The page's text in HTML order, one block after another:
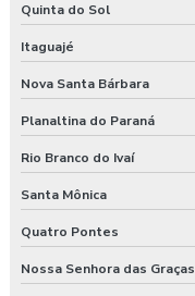
Quinta do Sol
Itaguajé
Nova Santa Bárbara
Planaltina do Paraná
Rio Branco do Ivaí
Santa Mônica
Quatro Pontes
Nossa Senhora das Graças